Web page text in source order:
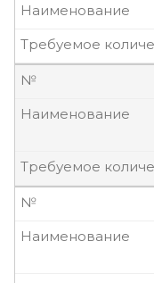
Наименование
№
Наименование
№
Наименование